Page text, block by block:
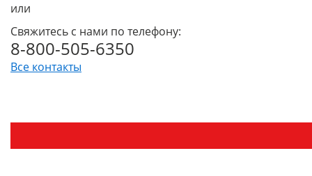
или
Свяжитесь с нами по телефону:
8-800-505-6350
Все контакты